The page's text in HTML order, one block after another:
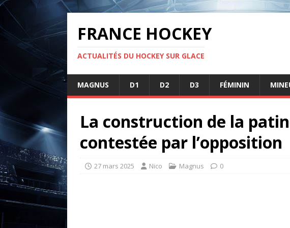
FRANCE HOCKEY
ACTUALITÉS DU HOCKEY SUR GLACE
MAGNUS D1 D2 D3 FÉMININ
La construction de la
contestée par l’opposition
27 mars 2025 Nico Magnus 0